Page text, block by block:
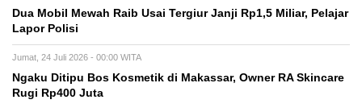
Dua Mobil Mewah Raib Usai Tergiur Janji Rp1,5 Miliar, Pelajar
Lapor Polisi
Jumat, 24 Juli 2026 - 00:00 WITA
Ngaku Ditipu Bos Kosmetik di Makassar, Owner RA Skincare
Rugi Rp400 Juta